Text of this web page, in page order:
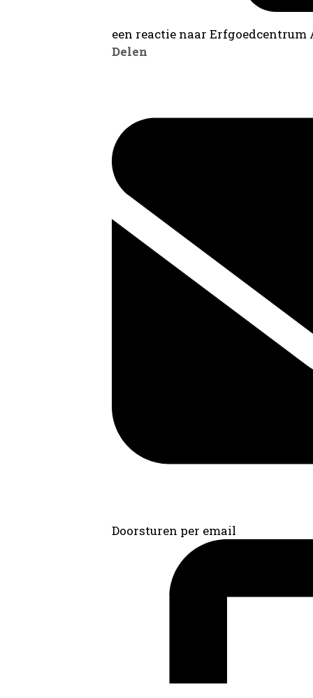
een reactie naar
Delen
Doorsturen per email